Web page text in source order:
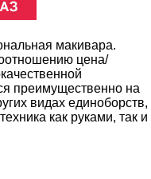
макивара.
цена/
преимущественно на
видах единоборств,
как руками, так и